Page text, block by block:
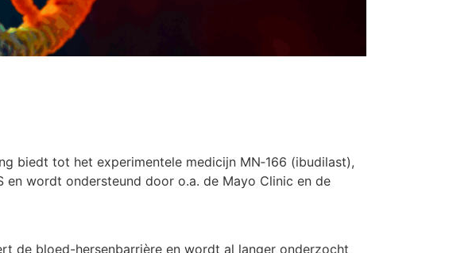
biedt tot het experimentele medicijn MN‑166 (ibudilast),
en wordt ondersteund door o.a. de Mayo Clinic en de
de bloed-hersenbarrière en wordt al langer onderzocht